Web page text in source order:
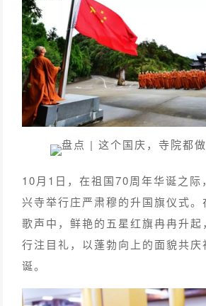
10月1日，在祖国70周年华诞之际
兴寺举行庄严肃穆的升国旗仪式。
歌声中，鲜艳的五星红旗冉冉升起
行注目礼，以蓬勃向上的面貌共
诞。